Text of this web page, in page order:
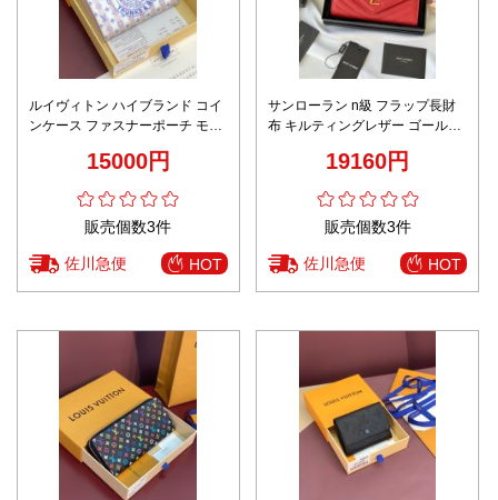
ルイヴィトン ハイブランド コイ
ンケース ファスナーポーチ モノ
15000円
販売個数3件
佐川急便 HOT
サンローラン n級 フラップ長財
布 キルティングレザー ゴールド
19160円
販売個数3件
佐川急便 HOT